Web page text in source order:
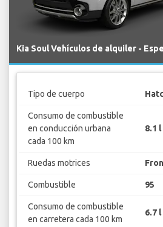
Kia Soul Vehículos de alquiler -
Tipo de cuerpo
Consumo de combustible
en conducción urbana
cada 100 km
8.1 l
Ruedas motrices
Combustible 95
Consumo de combustible
en carretera cada 100 km
6.7 l